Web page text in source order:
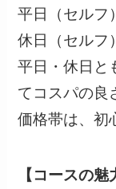
平日（セルフ
休日（セルフ
平日・休日と
てコスパの良
価格帯は、初
【コースの魅